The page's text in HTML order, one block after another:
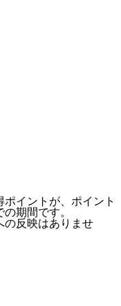
イントが、ポイント
期間です。
の反映はありませ